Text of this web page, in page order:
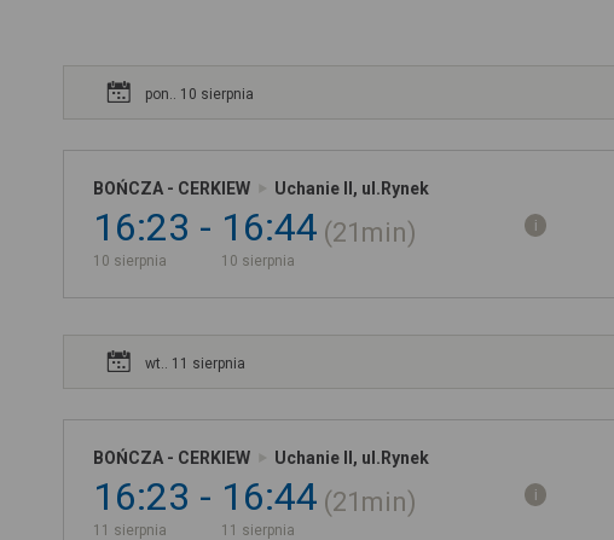
pon.. 10 sierpnia
BOŃCZA - CERKIEW Uchanie II, ul.Rynek
16:23
10 sierpnia
16:44
10 sierpnia
21min
wt.. 11 sierpnia
BOŃCZA - CERKIEW Uchanie II, ul.Rynek
16:23
11 sierpnia
16:44
11 sierpnia
21min